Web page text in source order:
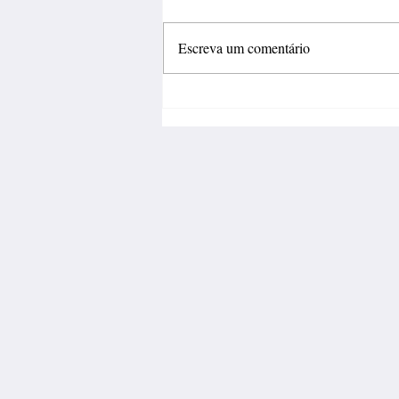
Escreva um comentário